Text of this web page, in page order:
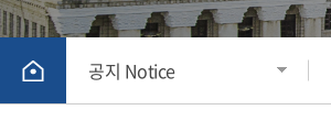
공지 Notice